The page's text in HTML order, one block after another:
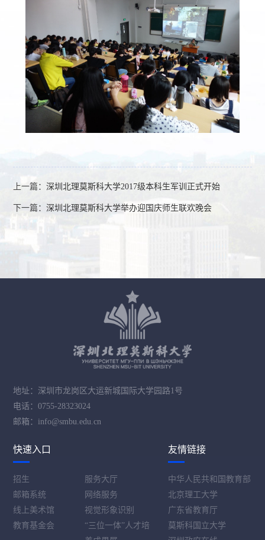
上一篇：深圳北理莫斯科大学2017级本科生军训正式开始
下一篇：深圳北理莫斯科大学举办迎国庆师生联欢晚会
地址：深圳市龙岗区大运新城国际大学园路1号
电话：0755-28323024
邮箱：info@smbu.edu.cn
快速入口
招生
服务大厅
邮箱系统
网络服务
线上美术馆
视觉形象识别
教育基金会
“三位一体”人才培
友情链接
中华人民共和国教育部
北京理工大学
广东省教育厅
莫斯科国立大学